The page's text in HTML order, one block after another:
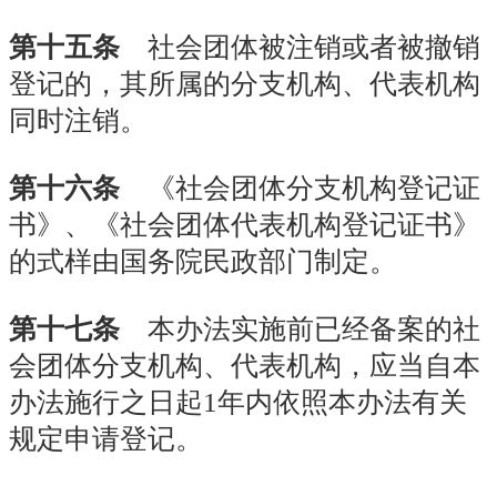
第十五条 社会团体被注销或者被撤销
登记的，其所属的分支机构、代表机构
同时注销。
第十六条 《社会团体分支机构登记证
书》、《社会团体代表机构登记证书》
的式样由国务院民政部门制定。
第十七条 本办法实施前已经备案的社
会团体分支机构、代表机构，应当自本
办法施行之日起1年内依照本办法有关
规定申请登记。